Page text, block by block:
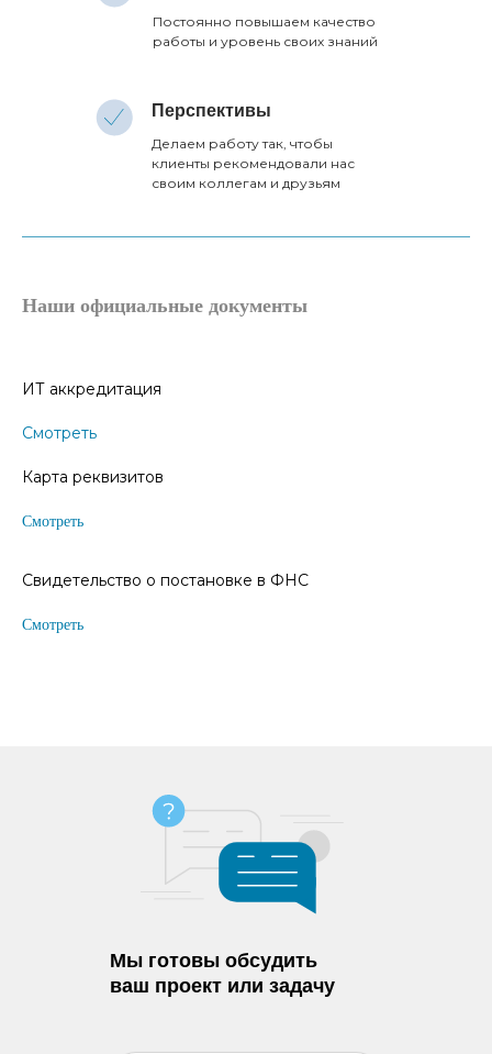
Постоянно повышаем качество
работы и уровень своих знаний
Делаем работу так, чтобы
клиенты рекомендовали нас
своим коллегам и друзьям
Перспективы
Наши официальные документы
ИТ аккредитация
Смотреть
Карта реквизитов
Смотреть
Свидетельство о постановке в ФНС
Смотреть
Мы готовы обсудить
ваш проект или задачу